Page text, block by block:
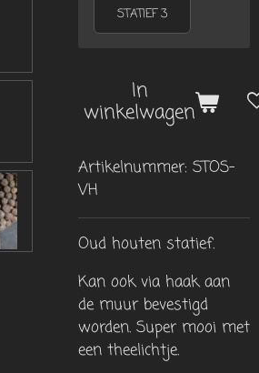
STATIEF 3
In
winkelwagen
Artikelnummer: STOS-
VH
Oud houten statief.
Kan ook via haak aan
de muur bevestigd
worden. Super mooi met
een theelichtje.